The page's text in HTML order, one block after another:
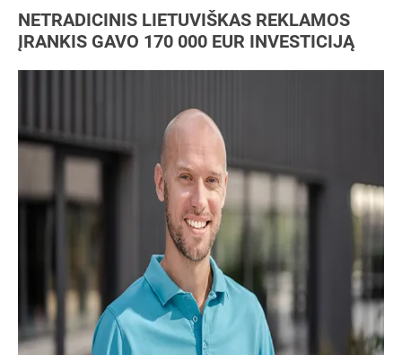
NETRADICINIS LIETUVIŠKAS REKLAMOS
ĮRANKIS GAVO 170 000 EUR INVESTICIJĄ